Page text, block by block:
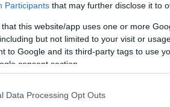
Participants that may further disclose it to
that this website/app uses one or more
but not limited to your visit or
to Google and its third-party tags to use
consent section.
Data Processing Opt Outs
KERTÉSZ ÉS KERTÉSZET REGISZTRÁCIÓ
Omphalodes verna)